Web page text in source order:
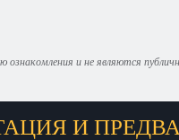
ознакомления и не являются
И